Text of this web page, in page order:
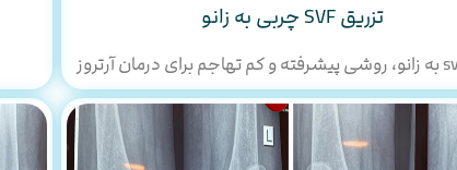
تزریق SVF چربی به زانو